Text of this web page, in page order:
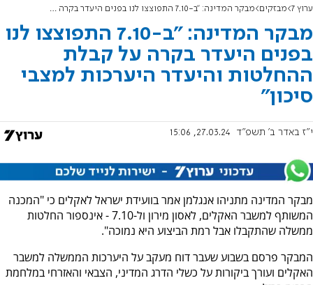
ערוץ 7 מבזקים מבקר המדינה: "ב-7.10 התפוצצו לנו בפנים היעדר בקרה על קבלת ההחלטות והיעדר היערכות למצבי סיכון"
מבקר המדינה: "ב-7.10 התפוצצו לנו
בפנים היעדר בקרה על קבלת
ההחלטות והיעדר היערכות למצבי
סיכון"
י"ז באדר ב׳ תשפ"ד 27.03.24, 15:06
מבקר המדינה מתניהו אנגלמן אמר בוועידת ישראל לאקלים כי "המכנה
המשותף למשבר האקלים, לאסון מירון ול-7.10 - אינספור החלטות
ממשלה שהתקבלו אבל רמת הביצוע היא נמוכה".
המבקר פרסם בשבוע שעבר דוח מעקב על היערכות הממשלה למשבר
האקלים ועורך ביקורות על כשלי הדרג המדיני, הצבאי והאזרחי במלחמת